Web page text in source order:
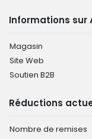
Informations sur
Magasin
Site Web
Soutien B2B
Réductions
Nombre de remises